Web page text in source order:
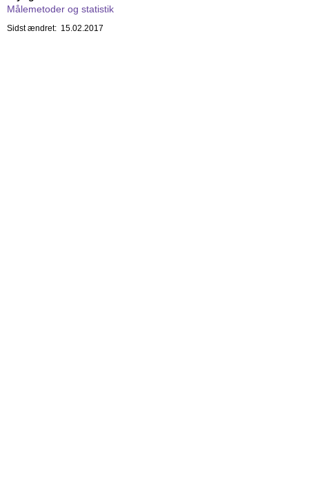
Målemetoder og statistik
Sidst ændret: 15.02.2017